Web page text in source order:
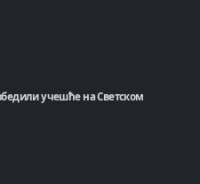
учешће на Светском